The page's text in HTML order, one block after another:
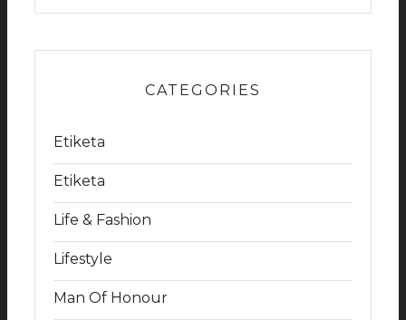
CATEGORIES
Etiketa
Etiketa
Life & Fashion
Lifestyle
Man Of Honour